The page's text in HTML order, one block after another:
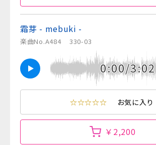
霜芽 - mebuki -
楽曲No.A484 330-03
0:00/3:02
☆☆☆☆☆ お気に入り
￥2,200